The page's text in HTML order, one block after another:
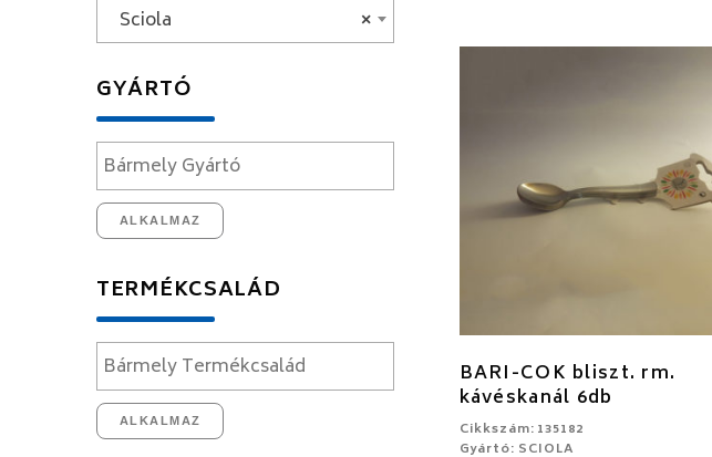
×
Sciola
GYÁRTÓ
ALKALMAZ
TERMÉKCSALÁD
ALKALMAZ
BARI-COK bliszt. rm.
kávéskanál 6db
Cikkszám: 135182
Gyártó: SCIOLA